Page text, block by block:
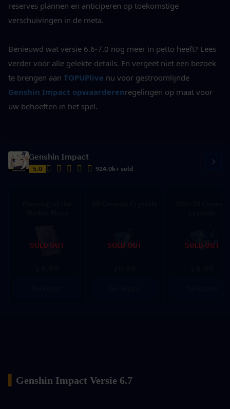
reserves plannen en anticiperen op toekomstige
verschuivingen in de meta.
Benieuwd wat versie 6.6-7.0 nog meer in petto heeft? Lees
verder voor alle gelekte details. En vergeet niet een bezoek
te brengen aan TOPUPlive
Genshin Impact opwaarderenregelingen op maat voor
uw behoeften in het spel.
Genshin Impact
5.0 924.0k+ sold
SOLD OUT SOLD OUT SOLD OUT
Genshin Impact Versie 6.7